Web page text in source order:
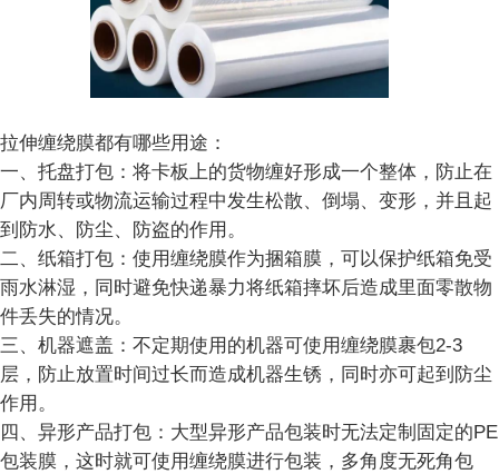
拉伸缠绕膜都有哪些用途：
一、托盘打包：将卡板上的货物缠好形成一个整体，防止在
厂内周转或物流运输过程中发生松散、倒塌、变形，并且起
到防水、防尘、防盗的作用。
二、纸箱打包：使用缠绕膜作为捆箱膜，可以保护纸箱免受
雨水淋湿，同时避免快递暴力将纸箱摔坏后造成里面零散物
件丢失的情况。
三、机器遮盖：不定期使用的机器可使用缠绕膜裹包2-3
层，防止放置时间过长而造成机器生锈，同时亦可起到防尘
作用。
四、异形产品打包：大型异形产品包装时无法定制固定的PE
包装膜，这时就可使用缠绕膜进行包装，多角度无死角包